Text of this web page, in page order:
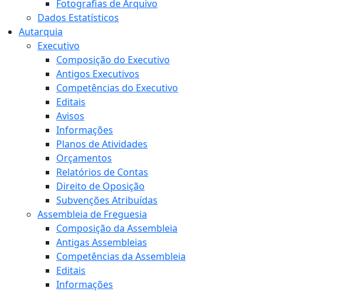
Fotografias de Arquivo
Dados Estatísticos
Autarquia
Executivo
Composição do Executivo
Antigos Executivos
Competências do Executivo
Editais
Avisos
Informações
Planos de Atividades
Orçamentos
Relatórios de Contas
Direito de Oposição
Subvenções Atribuídas
Assembleia de Freguesia
Composição da Assembleia
Antigas Assembleias
Competências da Assembleia
Editais
Informações